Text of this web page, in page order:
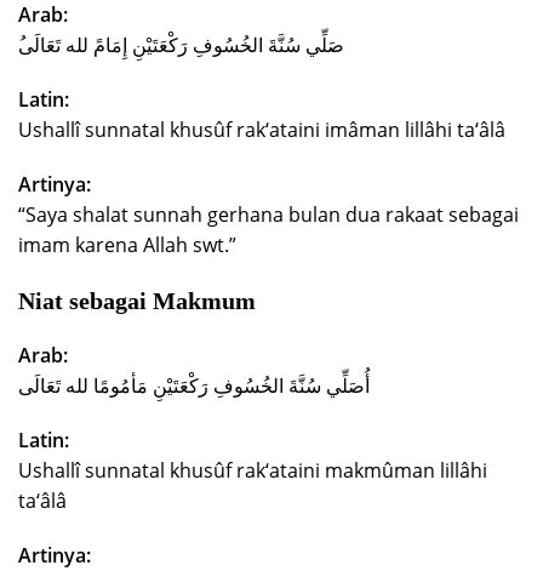
Arab:
ُصَلِّي سُنَّةَ الخُسُوفِ رَكْعَتَيْنِ إِمَامً لله تَعَالَى
Latin:
Ushallî sunnatal khusûf rak‘ataini imâman lillâhi ta‘âlâ
Artinya:
“Saya shalat sunnah gerhana bulan dua rakaat sebagai
imam karena Allah swt.”
Niat sebagai Makmum
Arab:
أُصَلِّي سُنَّةَ الخُسُوفِ رَكْعَتَيْنِ مَأمُومًا لله تَعَالَى
Latin:
Ushallî sunnatal khusûf rak‘ataini makmûman lillâhi
ta‘âlâ
Artinya: